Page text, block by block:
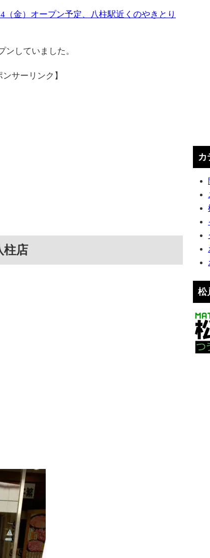
（金）オープン予定、八柱駅近くのやきとり
ンしていました。
ンサーリンク】
柱店
カ
松